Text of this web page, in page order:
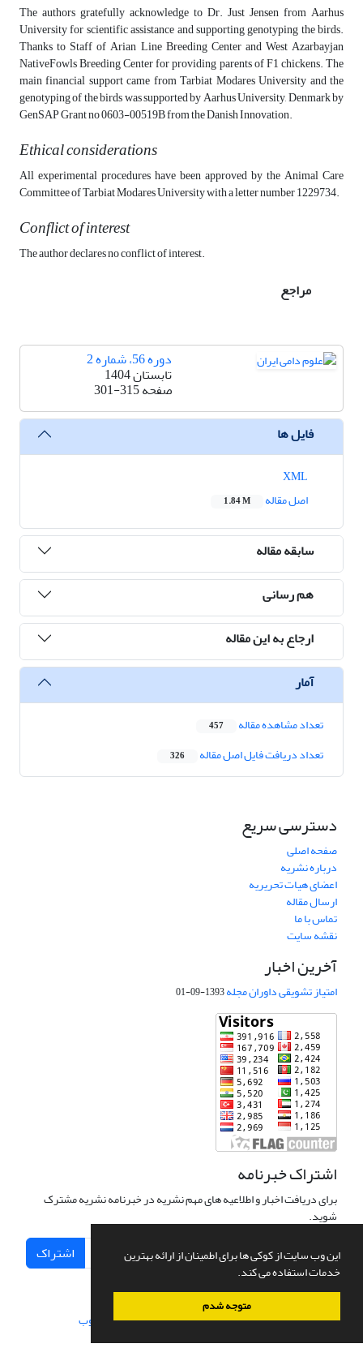
این وب سایت از کوکی ها برای اطمینان از ارائه بهترین
خدمات استفاده می کند.
متوجه شدم
The authors gratefully acknowledge to Dr. Just Jensen from Aarhus
University for scientific assistance and supporting genotyping the birds.
Thanks to Staff of Arian Line Breeding Center and West Azarbayjan
NativeFowls Breeding Center for providing parents of F1 chickens. The
main financial support came from Tarbiat Modares University and the
genotyping of the birds was supported by Aarhus University, Denmark by
GenSAP Grant no 0603-00519B from the Danish Innovation.
Ethical considerations
All experimental procedures have been approved by the Animal Care
Committee of Tarbiat Modares University with a letter number 1229734.
Conflict of interest
The author declares no conflict of interest.
مراجع
دوره 56، شماره 2
تابستان 1404
صفحه301-315
فایل ها
اصل مقاله
1.84 M
سابقه مقاله
هم رسانی
ارجاع به این مقاله
آمار
تعداد مشاهده مقاله 457
تعداد دریافت فایل اصل مقاله 326
دسترسی سریع
صفحه اصلی
درباره نشریه
اعضای هیات تحریریه
ارسال مقاله
تماس با ما
نقشه سایت
آخرین اخبار
امتیاز تشویقی داوران مجله1393-09-01
اشتراک خبرنامه
برای دریافت اخبار و اطلاعیه های مهم نشریه در خبرنامه نشریه مشترک
شوید.
اشتراک
سامانه مدیریت نشریات علمی.طراحی و پیاده سازی از سیناوب